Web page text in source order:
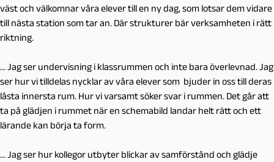
väst och välkomnar våra elever till en ny dag, som lotsar dem vidare
till nästa station som tar an. Där strukturer bär verksamheten i rätt
riktning.
… Jag ser undervisning i klassrummen och inte bara överlevnad. Jag
ser hur vi tilldelas nycklar av våra elever som bjuder in oss till deras
låsta innersta rum. Hur vi varsamt söker svar i rummen. Det går att
ta på glädjen i rummet när en schemabild landar helt rätt och ett
lärande kan börja ta form.
… Jag ser hur kollegor utbyter blickar av samförstånd och glädje